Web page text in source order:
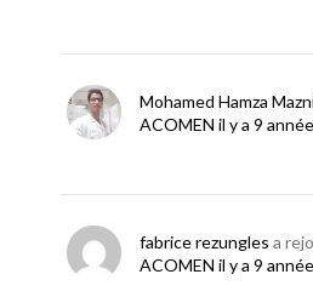
Mohamed Hamza
ACOMEN il y a 9
fabrice rezungles a
ACOMEN il y a 9